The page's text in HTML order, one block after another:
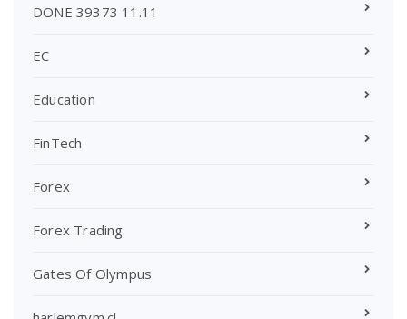
DONE 39373 11.11
EC
Education
FinTech
Forex
Forex Trading
Gates Of Olympus